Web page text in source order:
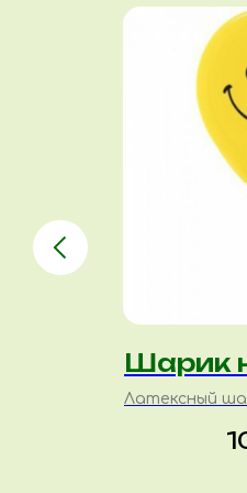
Шарик
Латексный